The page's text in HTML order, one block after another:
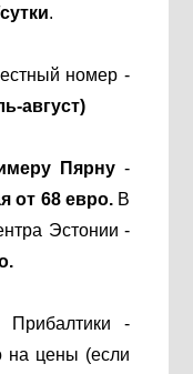
.
номер -
август)
Пярну -
от 68 евро. В
Эстонии -
Прибалтики -
на цены (если